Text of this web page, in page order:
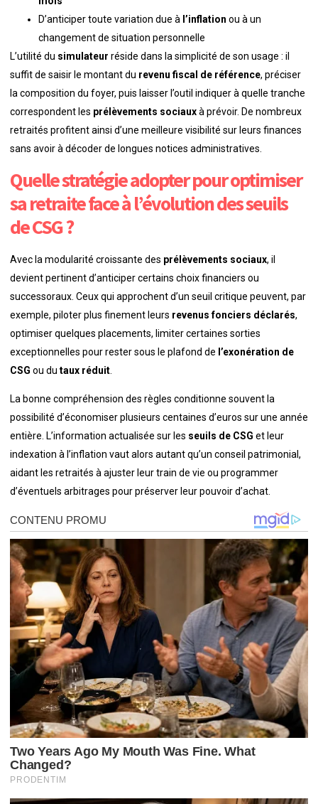
D’anticiper toute variation due à l’inflation ou à un
changement de situation personnelle
L’utilité du simulateur réside dans la simplicité de son usage : il
suffit de saisir le montant du revenu fiscal de référence, préciser
la composition du foyer, puis laisser l’outil indiquer à quelle tranche
correspondent les prélèvements sociauxà prévoir. De nombreux
retraités profitent ainsi d’une meilleure visibilité sur leurs finances
sans avoir à décoder de longues notices administratives.
Quelle stratégie adopter pour optimiser
sa retraite face à l’évolution des seuils
de CSG ?
Avec la modularité croissante des prélèvements sociaux, il
devient pertinent d’anticiper certains choix financiers ou
successoraux. Ceux qui approchent d’un seuil critique peuvent, par
exemple, piloter plus finement leurs revenus fonciers déclarés,
optimiser quelques placements, limiter certaines sorties
exceptionnelles pour rester sous le plafond de l’exonération de
CSG ou du taux réduit
La bonne compréhension des règles conditionne souvent la
possibilité d’économiser plusieurs centaines d’euros sur une année
entière. L’information actualisée sur les seuils de CSG et leur
indexation à l’inflation vaut alors autant qu’un conseil patrimonial,
aidant les retraités à ajuster leur train de vie ou programmer
d’éventuels arbitrages pour préserver leur pouvoir d’achat.